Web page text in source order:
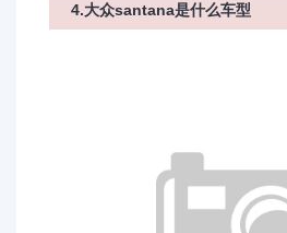
4.大众santana是什么车型